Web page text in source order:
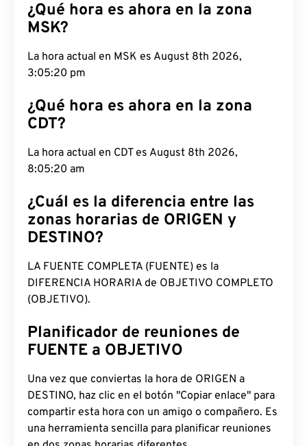
¿Qué hora es ahora en la zona
MSK?
La hora actual en MSK es August 8th 2026,
3:05:21 pm
¿Qué hora es ahora en la zona
CDT?
La hora actual en CDT es August 8th 2026, 8:05:21
am
¿Cuál es la diferencia entre las
zonas horarias de ORIGEN y
DESTINO?
LA FUENTE COMPLETA (FUENTE) es la
DIFERENCIA HORARIA de OBJETIVO COMPLETO
(OBJETIVO).
Planificador de reuniones de
FUENTE a OBJETIVO
Una vez que conviertas la hora de ORIGEN a
DESTINO, haz clic en el botón "Copiar enlace" para
compartir esta hora con un amigo o compañero. Es
una herramienta sencilla para planificar reuniones